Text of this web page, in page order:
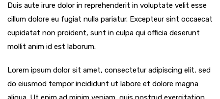
Duis aute irure dolor in reprehenderit in voluptate velit esse
cillum dolore eu fugiat nulla pariatur. Excepteur sint occaecat
cupidatat non proident, sunt in culpa qui officia deserunt
mollit anim id est laborum.
Lorem ipsum dolor sit amet, consectetur adipiscing elit, sed
do eiusmod tempor incididunt ut labore et dolore magna